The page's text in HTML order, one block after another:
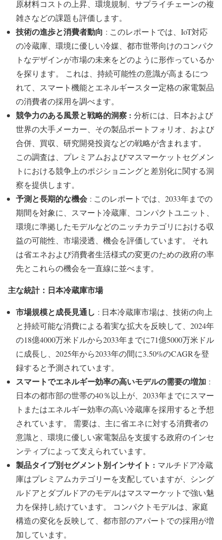
原材料コストの上昇、環境規制、サプライチェーンの複
雑さなどの課題も評価します。
技術の進歩と消費者動向 : このレポートでは、IoT対応
の冷蔵庫、環境に優しい冷媒、都市世帯向けのコンパク
トなデザインが市場の未来をどのように形作っているか
を探ります。 これは、持続可能性の意識が高まるにつ
れて、スマート機能とエネルギースター定格の家電製品
の消費者の採用を調べます。
競争力のある風景と戦略的洞察 : 分析には、日本および
世界の大手メーカー、その製品ポートフォリオ、および
合併、買収、研究開発投資などの戦略が含まれます。
この調査は、プレミアムおよびマスマーケットセグメン
トにおける競争上のポジショニングと差別化に関する洞
察を提供します。
予測と長期的な機会 : このレポートでは、2033年までの
期間を対象に、スマート冷蔵庫、コンパクトユニット、
環境に準拠したモデルなどのニッチカテゴリにおける収
益の可能性、市場浸透、機会を評価しています。 それ
は省エネおよび消費者生活様式の変更のための政府の率
先とこれらの機会を一直線に並べます。
主な統計：日本冷蔵庫市場
市場規模と成長見通し : 日本冷蔵庫市場は、技術の向上
と持続可能な消費による着実な拡大を反映して、2024年
の18億4000万米ドルから2033年までに71億5000万米ドル
に成長し、2025年から2033年の間に3.50%のCAGRを登
録すると予測されています。
スマートでエネルギー効率の高いモデルの需要の増加 :
日本の都市部の世帯の40％以上が、2033年までにスマー
トまたはエネルギー効率の高い冷蔵庫を採用すると予想
されています。 需要は、主に省エネに対する消費者の
意識と、環境に優しい家電製品を支援する政府のインセ
ンティブによって支えられています。
製品タイプ別セグメント別インサイト : マルチドア冷蔵
庫はプレミアムカテゴリーを支配していますが、シング
ルドアとダブルドアのモデルはマスマーケットで強い魅
力を保持し続けています。 コンパクトモデルは、家庭
構造の変化を反映して、都市部のアパートでの採用が増
加しています。